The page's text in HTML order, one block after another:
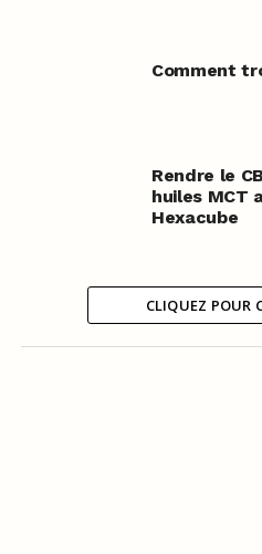
Comment
Rendre le
huiles MCT
Hexacube
CLIQUEZ POUR